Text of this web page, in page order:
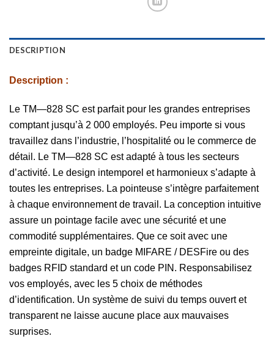
DESCRIPTION
Description :
Le TM—828 SC est parfait pour les grandes entreprises
comptant jusqu’à 2 000 employés. Peu importe si vous
travaillez dans l’industrie, l’hospitalité ou le commerce de
détail. Le TM—828 SC est adapté à tous les secteurs
d’activité. Le design intemporel et harmonieux s’adapte à
toutes les entreprises. La pointeuse s’intègre parfaitement
à chaque environnement de travail. La conception intuitive
assure un pointage facile avec une sécurité et une
commodité supplémentaires. Que ce soit avec une
empreinte digitale, un badge MIFARE / DESFire ou des
badges RFID standard et un code PIN. Responsabilisez
vos employés, avec les 5 choix de méthodes
d’identification. Un système de suivi du temps ouvert et
transparent ne laisse aucune place aux mauvaises
surprises.